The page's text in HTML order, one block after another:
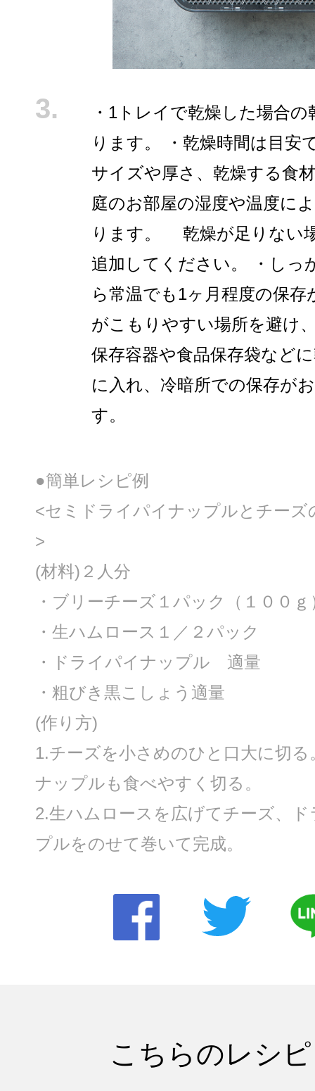
・1トレイで乾燥した場合
ります。 ・乾燥時間は目安
サイズや厚さ、乾燥する食
庭のお部屋の湿度や温度に
ります。 乾燥が足りない
追加してください。 ・しっ
ら常温でも1ヶ月程度の保存
がこもりやすい場所を避け
保存容器や食品保存袋など
に入れ、冷暗所での保存が
す。
●簡単レシピ例
<セミドライパイナップルとチーズ
>
(材料)２人分
・ブリーチーズ１パック（１００ｇ
・生ハムロース１／２パック
・ドライパイナップル 適量
・粗びき黒こしょう適量
(作り方)
1.チーズを小さめのひと口大に切
ナップルも食べやすく切る。
2.生ハムロースを広げてチーズ、
プルをのせて巻いて完成。
こちらのレシ